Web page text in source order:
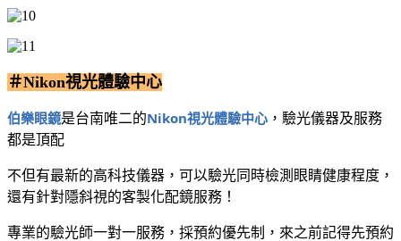
＃Nikon視光體驗中心
伯樂眼鏡是台南唯二的Nikon視光體驗中心 ，驗光儀器及服務
都是頂配
不但有最新的高科技儀器，可以驗光同時檢測眼睛健康程度，
還有針對隱斜視的客製化配鏡服務！
專業的驗光師一對一服務，採預約優先制，來之前記得先預約